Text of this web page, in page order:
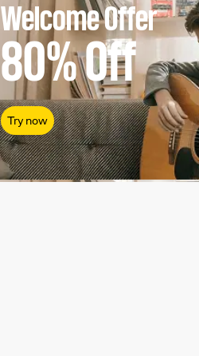
Welcome Offer
80%Off
Try now